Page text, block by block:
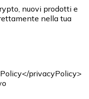
nuovi prodotti e
nella tua
privacyPolicy>